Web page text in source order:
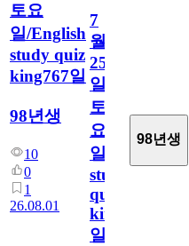
토요
일/English
study quiz
king767일
98년생
10
0
1
26.08.01
7
월
25
일
토
요
일/English
study
quiz
king767
일
98년생